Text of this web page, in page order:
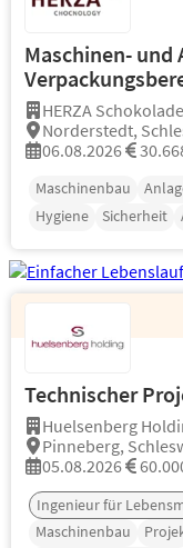
Maschinen-
HERZA
Norderstedt,
06.08.2026
Maschinenbau
Hygiene
Sicherheit
Technischer
Huelsenberg
Pinneberg,
05.08.2026
Ingenieur für
Maschinenbau